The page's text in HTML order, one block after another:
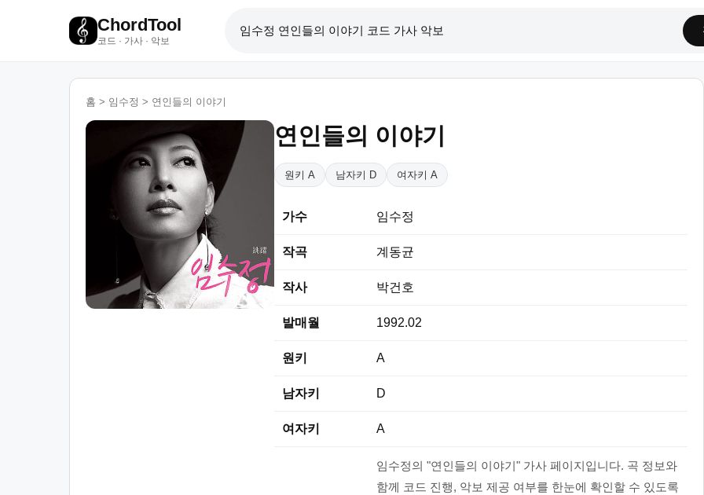
ChordTool
코드 · 가사 · 악보
홈 > 임수정 > 연인들의 이야기
연인들의 이야기
원키 A 남자키 D 여자키 A
가수 임수정
작곡 계동균
작사 박건호
발매월 1992.02
원키 A
남자키 D
여자키 A
임수정의 "연인들의 이야기" 가사 페이지입니다. 곡 정보와
함께 코드 진행, 악보 제공 여부를 한눈에 확인할 수 있도록